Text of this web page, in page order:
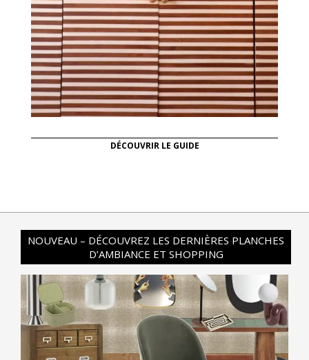
DÉCOUVRIR LE GUIDE
NOUVEAU – DÉCOUVREZ LES DERNIÈRES PLANCHES
D’AMBIANCE ET SHOPPING